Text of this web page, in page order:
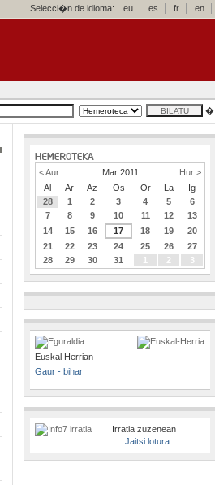
Selecci�n de idioma: eu es fr en
�
< Aur Mar 2011
Hur >
Al
Ar Az Os Or La
Ig
28
1 2 3 4 5
6
7
8 9 10 11 12
13
14
15 16 17 18 19
20
21
22 23 24 25 26
27
28
29 30 31 1 2 3
Euskal Herrian
Gaur - bihar
Irratia zuzenean
Jaitsi lotura